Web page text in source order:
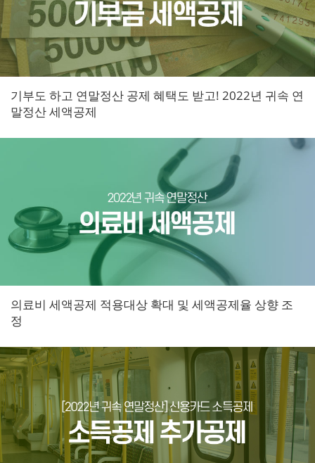
기부도 하고 연말정산 공제 혜택도 받고! 2022년 귀속 연
말정산 세액공제
의료비 세액공제 적용대상 확대 및 세액공제율 상향 조
정